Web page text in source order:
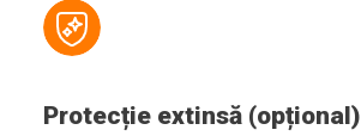
Protecție extinsă (opțional)